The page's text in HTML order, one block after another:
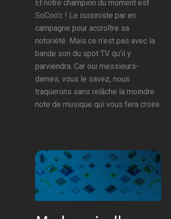
Et notre champion du moment est
SoCoo’c ! Le cuisiniste par en
campagne pour accroître sa
notoriété. Mais ce n’est pas avec la
bande son du spot TV qu’il y
parviendra. Car oui messieurs-
dames, vous le savez, nous
traquerons sans relâche la moindre
note de musique qui vous fera croire